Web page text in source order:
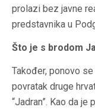
prolazi bez javne
predstavnika u
Što je s brodom
Također, ponovo
povratak druge
“Jadran”. Kao da